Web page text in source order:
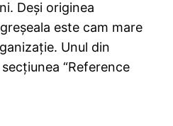
Deși originea
este cam mare
Unul din
“Reference